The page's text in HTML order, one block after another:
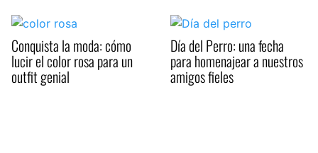
Conquista la moda: cómo
lucir el color rosa para un
outfit genial
Día del Perro: una fecha
para homenajear a nuestros
amigos fieles